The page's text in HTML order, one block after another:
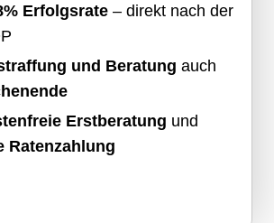
Erfolgsrate – direkt nach der
und Beratung auch
Erstberatung und
Ratenzahlung